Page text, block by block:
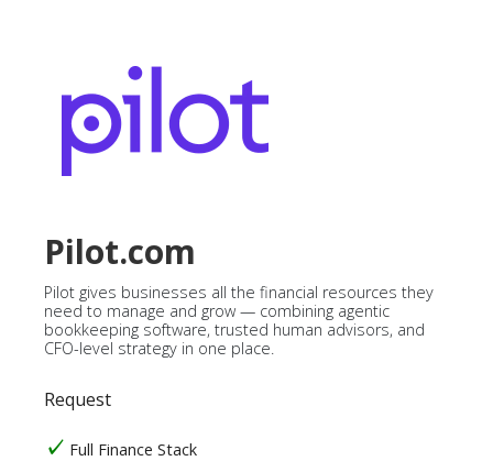
Pilot.com
Pilot gives businesses all the financial resources they
need to manage and grow — combining agentic
bookkeeping software, trusted human advisors, and
CFO-level strategy in one place.
Request
Full Finance Stack